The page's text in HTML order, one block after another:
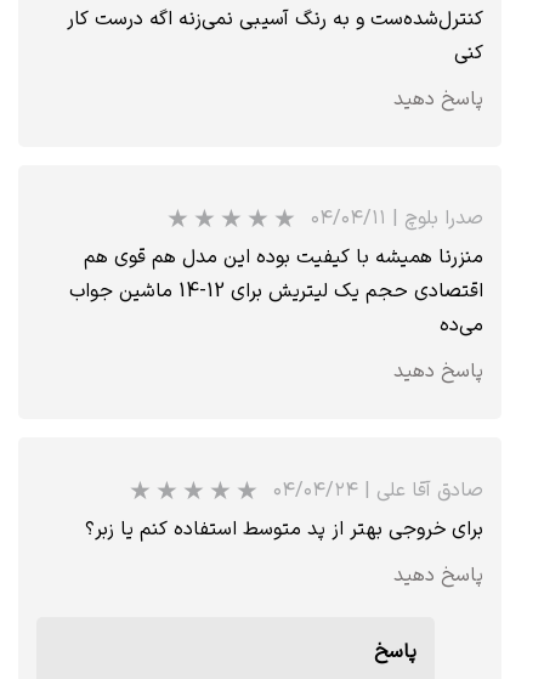
★★★
★★
کنترل‌شده‌ست و به رنگ آسیبی نمی‌زنه اگه درست کار
کنی
پاسخ دهید
صدرا بلوچ | ۰۴/۰۴/۱۱
منزرنا همیشه با کیفیت بوده این مدل هم قوی هم
اقتصادی حجم یک لیتریش برای 12-14 ماشین جواب
می‌ده
پاسخ دهید
صادق آقا علی | ۰۴/۰۴/۲۴
برای خروجی بهتر از پد متوسط استفاده کنم یا زبر؟
پاسخ دهید
پاسخ